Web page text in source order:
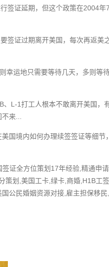
签证延期，但这个政策在2004年
签证过期离开美国，每次再返美
幸运地只需要等待几天，多则等
L-1打工人根本不敢离开美国，
来...
国境内如何办理续签签证等细节
证全方位策划17年经验,精通申
策划,美国工卡,绿卡,商婚,H1B工
公民婚姻资源对接,雇主担保移民